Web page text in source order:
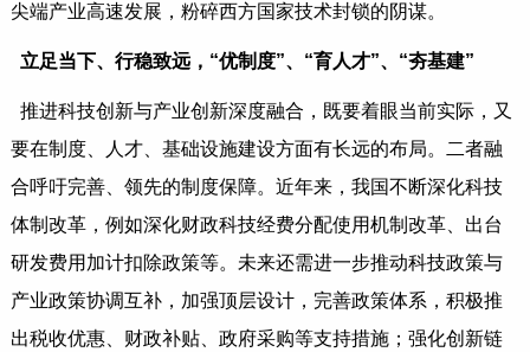
尖端产业高速发展，粉碎西方国家技术封锁的阴谋。
立足当下、行稳致远，“优制度”、“育人才”、“夯基建”
推进科技创新与产业创新深度融合，既要着眼当前实际，又
要在制度、人才、基础设施建设方面有长远的布局。二者融
合呼吁完善、领先的制度保障。近年来，我国不断深化科技
体制改革，例如深化财政科技经费分配使用机制改革、出台
研发费用加计扣除政策等。未来还需进一步推动科技政策与
产业政策协调互补，加强顶层设计，完善政策体系，积极推
出税收优惠、财政补贴、政府采购等支持措施；强化创新链